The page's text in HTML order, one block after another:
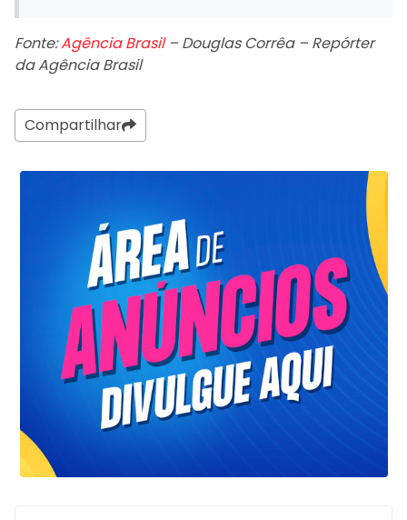
Fonte:Agência Brasil– Douglas Corrêa – Repórter
da Agência Brasil
Compartilhar